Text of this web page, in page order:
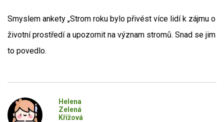
Smyslem ankety „Strom roku bylo přivést více lidí k zájmu o
životní prostředí a upozornit na význam stromů. Snad se jim
to povedlo.
Helena
Zelená
Křížová